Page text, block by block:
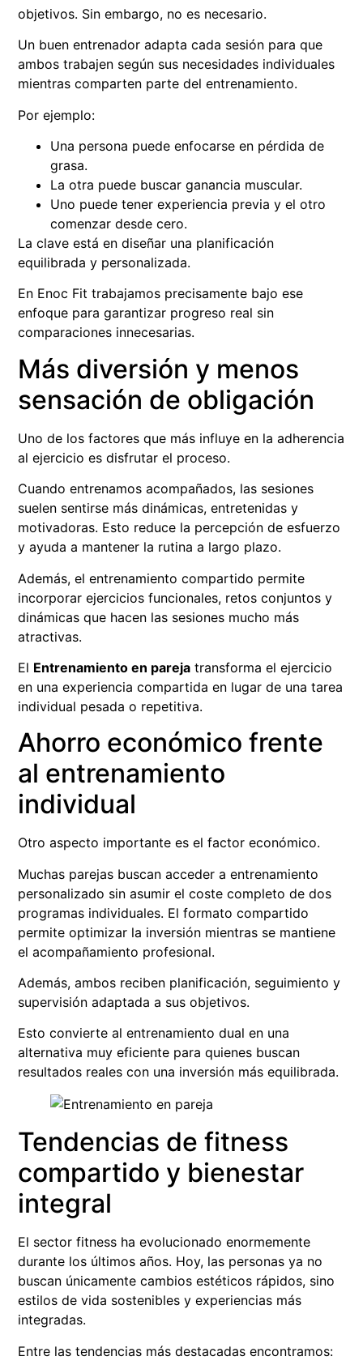
objetivos. Sin embargo, no es necesario.
Un buen entrenador adapta cada sesión para que
ambos trabajen según sus necesidades individuales
mientras comparten parte del entrenamiento.
Por ejemplo:
Una persona puede enfocarse en pérdida de
grasa.
La otra puede buscar ganancia muscular.
Uno puede tener experiencia previa y el otro
comenzar desde cero.
La clave está en diseñar una planificación
equilibrada y personalizada.
En Enoc Fit trabajamos precisamente bajo ese
enfoque para garantizar progreso real sin
comparaciones innecesarias.
Más diversión y menos
sensación de obligación
Uno de los factores que más influye en la adherencia
al ejercicio es disfrutar el proceso.
Cuando entrenamos acompañados, las sesiones
suelen sentirse más dinámicas, entretenidas y
motivadoras. Esto reduce la percepción de esfuerzo
y ayuda a mantener la rutina a largo plazo.
Además, el entrenamiento compartido permite
incorporar ejercicios funcionales, retos conjuntos y
dinámicas que hacen las sesiones mucho más
atractivas.
El Entrenamiento en pareja transforma el ejercicio
en una experiencia compartida en lugar de una tarea
individual pesada o repetitiva.
Ahorro económico frente
al entrenamiento
individual
Otro aspecto importante es el factor económico.
Muchas parejas buscan acceder a entrenamiento
personalizado sin asumir el coste completo de dos
programas individuales. El formato compartido
permite optimizar la inversión mientras se mantiene
el acompañamiento profesional.
Además, ambos reciben planificación, seguimiento y
supervisión adaptada a sus objetivos.
Esto convierte al entrenamiento dual en una
alternativa muy eficiente para quienes buscan
resultados reales con una inversión más equilibrada.
Tendencias de fitness
compartido y bienestar
integral
El sector fitness ha evolucionado enormemente
durante los últimos años. Hoy, las personas ya no
buscan únicamente cambios estéticos rápidos, sino
estilos de vida sostenibles y experiencias más
integradas.
Entre las tendencias más destacadas encontramos: